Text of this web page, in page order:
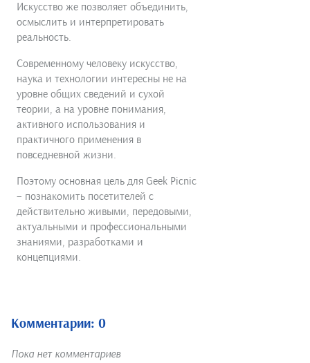
Искусство же позволяет объединить,
осмыслить и интерпретировать
реальность.
Современному человеку искусство,
наука и технологии интересны не на
уровне общих сведений и сухой
теории, а на уровне понимания,
активного использования и
практичного применения в
повседневной жизни.
Поэтому основная цель для Geek Picnic
– познакомить посетителей с
действительно живыми, передовыми,
актуальными и профессиональными
знаниями, разработками и
концепциями.
Комментарии: 0
Пока нет комментариев